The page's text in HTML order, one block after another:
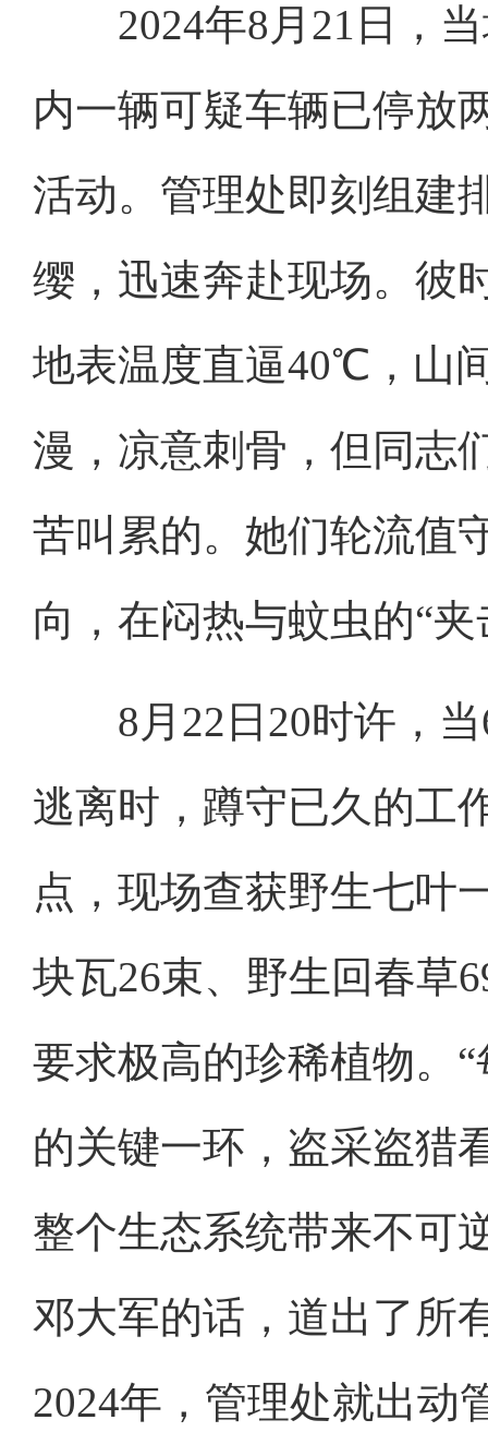
2024年8月21日，当
内一辆可疑车辆已停放
活动。管理处即刻组建
缨，迅速奔赴现场。彼
地表温度直逼40℃，山
漫，凉意刺骨，但同志
苦叫累的。她们轮流值
向，在闷热与蚊虫的“
8月22日20时许，当
逃离时，蹲守已久的工
点，现场查获野生七叶
块瓦26束、野生回春
要求极高的珍稀植物。
的关键一环，盗采盗猎
整个生态系统带来不可
邓大军的话，道出了所
2024年，管理处就出动